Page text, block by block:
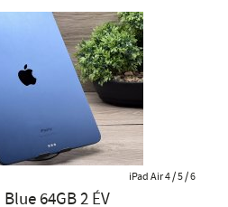
iPad Air 4 / 5 / 6
64GB 2 ÉV